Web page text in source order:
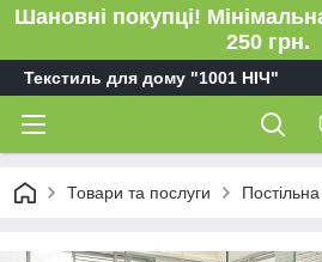
Шановні покупці!
250 грн.
Текстиль для дому "1001 НІЧ"
Товари та послуги